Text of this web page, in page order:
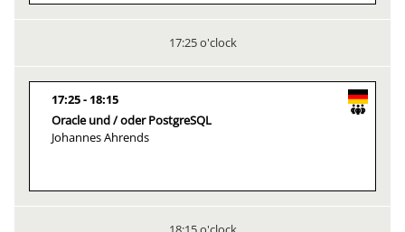
17:25 o'clock
17:25
18:15
Oracle und / oder PostgreSQL
Johannes Ahrends